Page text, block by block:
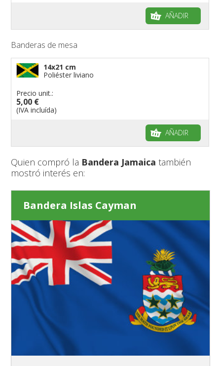
AÑADIR
Banderas de mesa
14x21 cm
Poliéster liviano
Precio unit.:
5,00 €
(IVA incluída)
AÑADIR
Quien compró la Bandera Jamaica también
mostró interés en:
Bandera Islas Cayman